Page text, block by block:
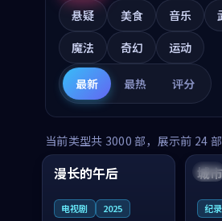
悬疑
美食 音乐
魔法
奇幻 运动
最新 最热 评分
当前类型共 3000 部，展示前 24 部
中国 高分
99:16
漫长的午后
电视剧 2025
美国
城
纪